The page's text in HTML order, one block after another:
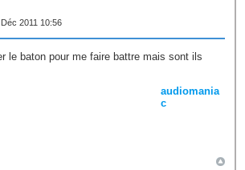
2011 10:56
le baton pour me faire battre mais sont ils
audiomania
c